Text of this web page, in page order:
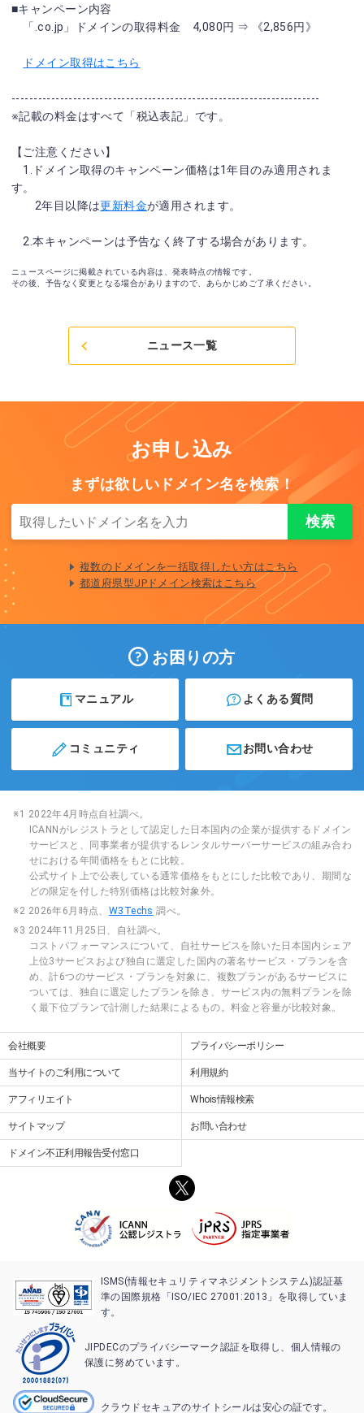
■キャンペーン内容
「.co.jp」ドメインの取得料金 4,080円 ⇒ 《2,856円》
ドメイン取得はこちら
----------------------------------------------------------------------
※記載の料金はすべて「税込表記」です。
【ご注意ください】
1.ドメイン取得のキャンペーン価格は1年目のみ適用されま
す。
2年目以降は更新料金が適用されます。
2.本キャンペーンは予告なく終了する場合があります。
ニュースページに掲載されている内容は、発表時点の情報です。
その後、予告なく変更となる場合がありますので、あらかじめご了承ください。
ニュース一覧
お申し込み
まずは欲しいドメイン名を検索！
複数のドメインを一括取得したい方はこちら
都道府県型JPドメイン検索はこちら
お困りの方
マニュアル よくある質問
コミュニティ お問い合わせ
※1 2022年4月時点自社調べ。
ICANNがレジストラとして認定した日本国内の企業が提供するドメイン
サービスと、同事業者が提供するレンタルサーバーサービスの組み合わ
せにおける年間価格をもとに比較。
公式サイト上で公表している通常価格をもとにした比較であり、期間な
どの限定を付した特別価格は比較対象外。
※2 2026年6月時点、 W3Techs 調べ。
※3 2024年11月25日、自社調べ。
コストパフォーマンスについて、自社サービスを除いた日本国内シェア
上位3サービスおよび独自に選定した国内の著名サービス・プランを含
め、計6つのサービス・プランを対象に、複数プランがあるサービスに
ついては、独自に選定したプランを除き、サービス内の無料プランを除
く最下位プランで計測した結果によるもの。料金と容量が比較対象。
会社概要 プライバシーポリシー
当サイトのご利用について 利用規約
アフィリエイト Whois情報検索
サイトマップ お問い合わせ
ドメイン不正利用報告受付窓口
ISMS(情報セキュリティマネジメントシステム)認証基
準の国際規格「ISO/IEC 27001:2013」を取得していま
す。
JIPDECのプライバシーマーク認証を取得し、個人情報の
保護に努めています。
クラウドセキュアのサイトシールは安心の証です。